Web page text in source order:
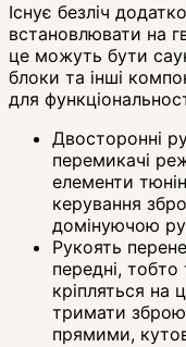
Існує безліч
встановлювати на
це можуть бути
блоки та інші
для
Двосторонні
перемикачі
елементи
керування
домінуючою
Рукоять
передні,
кріпляться на
тримати
прямими,